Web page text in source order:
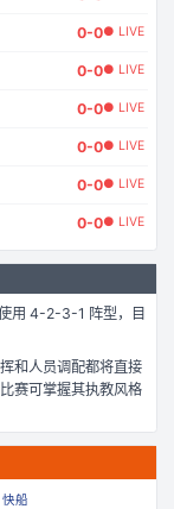
0-0● LIVE
0-0● LIVE
0-0● LIVE
0-0● LIVE
0-0● LIVE
0-0● LIVE
用 4-2-3-1 阵型，
目
和人员调配都将直接
赛可掌握其执教风格
快船